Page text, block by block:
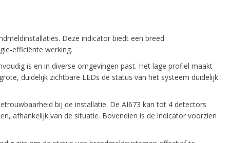
Deze indicator biedt een breed
efficiënte werking.
is en in diverse omgevingen past. Het lage profiel maakt
duidelijk zichtbare LEDs de status van het systeem duidelijk
bij de installatie. De AI673 kan tot 4 detectors
afhankelijk van de situatie. Bovendien is de indicator voorzien